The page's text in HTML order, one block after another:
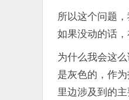
所以这个问题
如果没动的话
为什么我会这
是灰色的，作
里边涉及到的